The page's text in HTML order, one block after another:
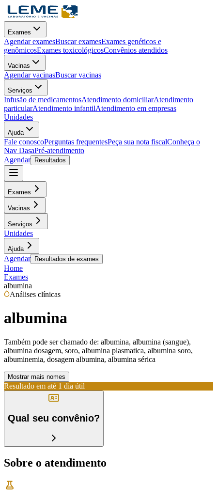
Exames
Agendar examesBuscar examesExames genéticos e
genômicosExames toxicológicosConvênios atendidos
Vacinas
Agendar vacinasBuscar vacinas
Serviços
Infusão de medicamentosAtendimento domiciliarAtendimento
particularAtendimento infantilAtendimento em empresas
Unidades
Ajuda
Fale conoscoPerguntas frequentesPeça sua nota fiscalConheça o
Nav DasaPré-atendimento
Agendar
Resultados
Exames
Vacinas
Serviços
Unidades
Ajuda
Agendar Resultados de exames
Home
Exames
albumina
Análises clínicas
albumina
Também pode ser chamado de: albumina, albumina (sangue),
albumina dosagem, soro, albumina plasmatica, albumina soro,
albuminemia, dosagem albumina, albumina sérica
Mostrar mais nomes
Resultado em até 1 dia útil
Qual seu convênio?
Sobre o atendimento